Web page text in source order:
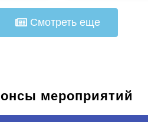
Смотреть еще
мероприятий